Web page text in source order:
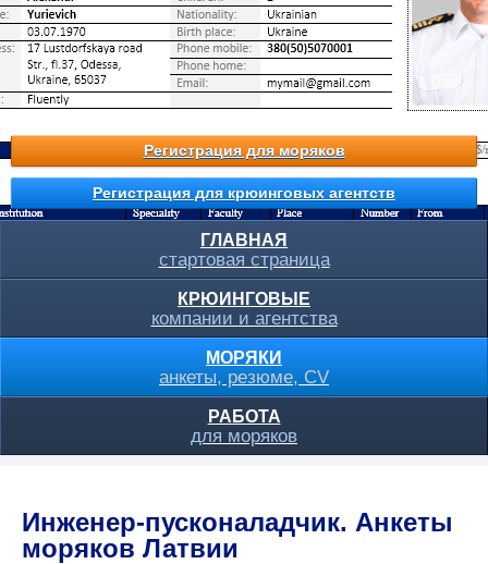
Регистрация для моряков
Регистрация для крюинговых агентств
ГЛАВНАЯ
стартовая страница
КРЮИНГОВЫЕ
компании и агентства
МОРЯКИ
анкеты, резюме, CV
РАБОТА
для моряков
Инженер-пусконаладчик. Анкеты
моряков Латвии